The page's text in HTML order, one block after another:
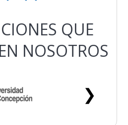
QUE
NOSOTROS
❯